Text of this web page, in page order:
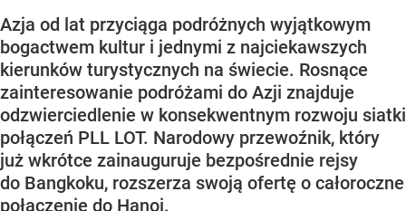
Azja od lat przyciąga podróżnych wyjątkowym
bogactwem kultur i jednymi z najciekawszych
kierunków turystycznych na świecie. Rosnące
zainteresowanie podróżami do Azji znajduje
odzwierciedlenie w konsekwentnym rozwoju siatki
połączeń PLL LOT. Narodowy przewoźnik, który
już wkrótce zainauguruje bezpośrednie rejsy
do Bangkoku, rozszerza swoją ofertę o całoroczne
połączenie do Hanoi.